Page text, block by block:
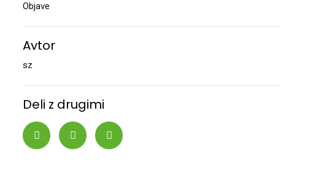
Objave
Avtor
sz
Deli z drugimi